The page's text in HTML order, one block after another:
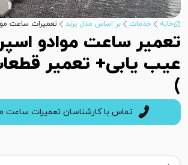
خانه خدمات بر اساس مدل برند تعمیرات ساعت
تعمیر ساعت موادو
عیب یابی+ تعمیر
)
تماس با کارشناسان تعمیرات ساعت